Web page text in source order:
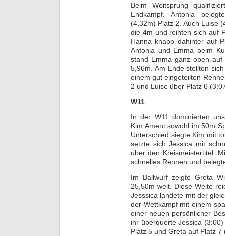
Beim Weitsprung
Endkampf. Antonia
(4,32m) Platz 2. Auch Luise
die 4m und reihten sich auf
Hanna knapp dahinter auf
Antonia und Emma beim
stand Emma ganz oben
5,96m. Am Ende stellten
einem gut eingeteilten
2 und Luise über Platz 6
W11
In der W11 dominierten
Kim Ament sowohl im 50m
Unterschied siegte Kim mit
setzte sich Jessica mit
über den Kreismeistertitel.
schnelles Rennen und
Im Ballwurf zeigte Greta
25,50m weit. Diese Weite
Jesssica landete mit der
der Wettkampf mit einem
einer neuen persönlicher
ihr überquerte Jessica
Platz 5 und Greta auf Platz 7